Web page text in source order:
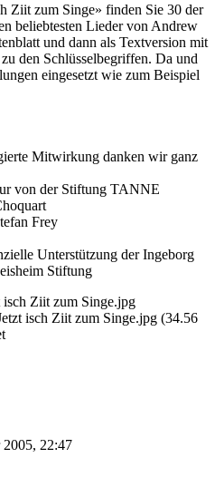
Ziit zum Singe» finden Sie 30 der
beliebtesten Lieder von Andrew
und dann als Textversion mit
den Schlüsselbegriffen. Da und
eingesetzt wie zum Beispiel
Mitwirkung danken wir ganz
von der Stiftung TANNE
Frey
Unterstützung der Ingeborg
Stiftung
isch Ziit zum Singe.jpg (34.56
2005, 22:47